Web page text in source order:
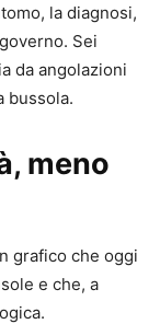
la diagnosi,
Sei
da angolazioni
bussola.
meno
grafico che oggi
e che, a